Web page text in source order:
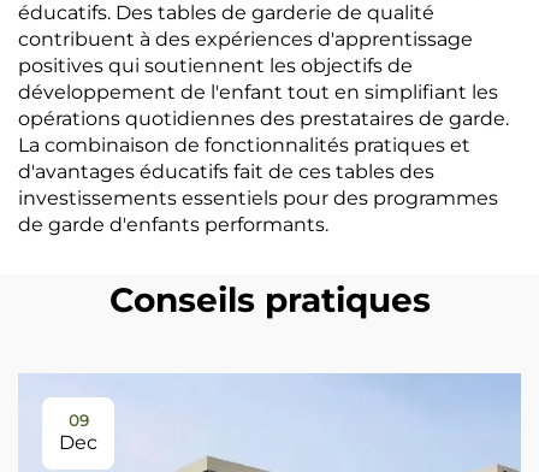
éducatifs. Des tables de garderie de qualité
contribuent à des expériences d'apprentissage
positives qui soutiennent les objectifs de
développement de l'enfant tout en simplifiant les
opérations quotidiennes des prestataires de garde.
La combinaison de fonctionnalités pratiques et
d'avantages éducatifs fait de ces tables des
investissements essentiels pour des programmes
de garde d'enfants performants.
Conseils pratiques
09
Dec